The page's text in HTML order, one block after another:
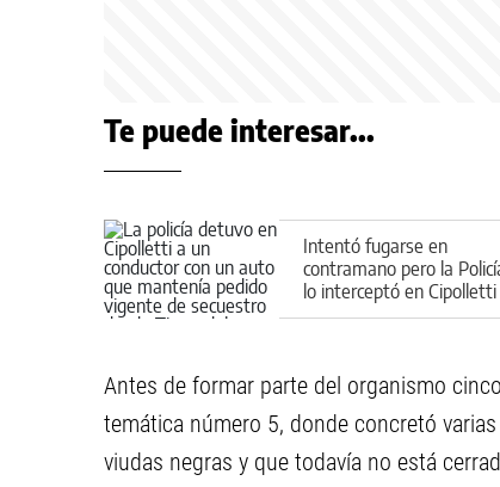
Te puede interesar...
Intentó fugarse en
contramano pero la
lo interceptó en Cipolletti
Antes de formar parte del organismo
temática número 5, donde concretó
viudas negras y que todavía no está